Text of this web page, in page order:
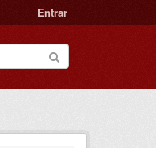
Entrar